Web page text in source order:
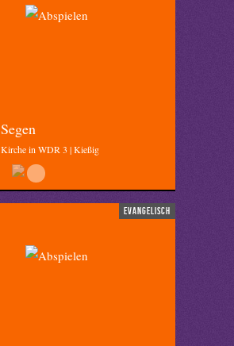
Segen
Kirche in WDR 3 | Kießig
evangelisch